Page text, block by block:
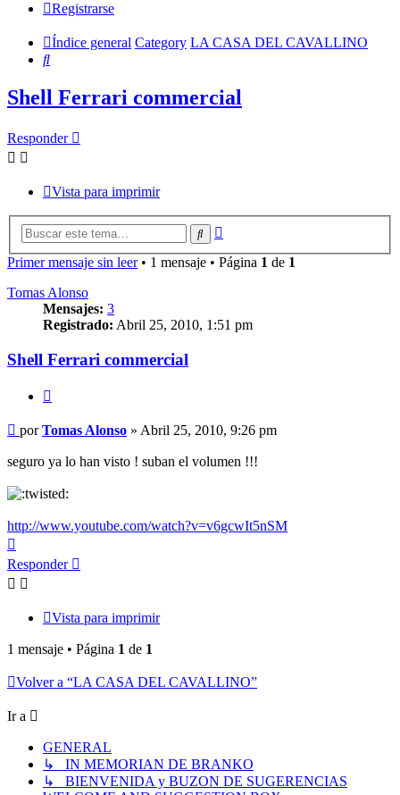
Registrarse
Índice general Category LA CASA DEL CAVALLINO
Buscar
Shell Ferrari commercial
Responder
Vista para imprimir
Buscar
Primer mensaje sin leer• 1 mensaje • Página 1 de 1
Tomas Alonso
Mensajes: 3
Registrado: Abril 25, 2010, 1:51 pm
Shell Ferrari commercial
Mensaje
sin
leer
porTomas Alonso » Abril 25, 2010, 9:26 pm
seguro ya lo han visto ! suban el volumen !!!
http://www.youtube.com/watch?v=v6gcwIt5nSM
Responder
Vista para imprimir
1 mensaje • Página 1 de 1
Volver a “LA CASA DEL CAVALLINO”
Ir a
GENERAL
↳ IN MEMORIAN DE BRANKO
↳ BIENVENIDA y BUZON DE SUGERENCIAS